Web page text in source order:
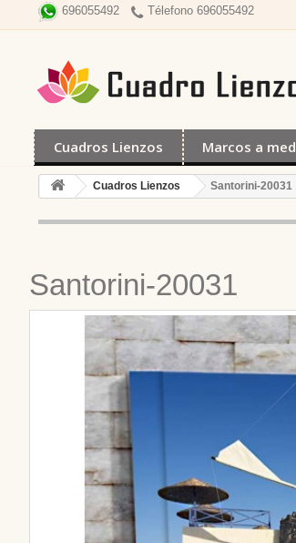
696055492 Télefono 696055492
Cuadros Lienzos Marcos a
Cuadros Lienzos Santorini-20031
Santorini-20031